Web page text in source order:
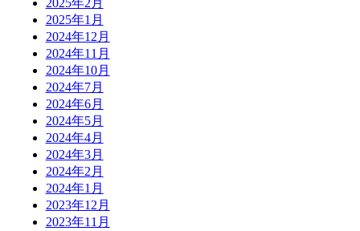
2025年2月
2025年1月
2024年12月
2024年11月
2024年10月
2024年7月
2024年6月
2024年5月
2024年4月
2024年3月
2024年2月
2024年1月
2023年12月
2023年11月